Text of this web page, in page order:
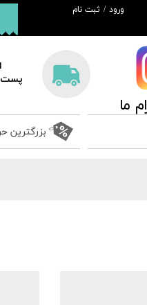
پست
ورود / ثبت نام
بزرگترین
ما​​​​​​​